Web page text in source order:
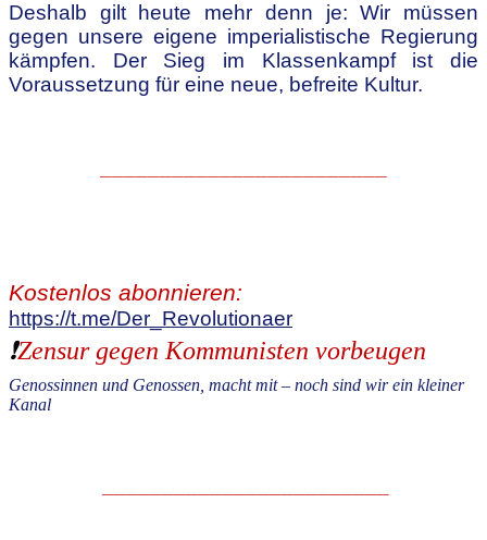
Deshalb gilt heute mehr denn je: Wir müssen
gegen unsere eigene imperialistische Regierung
kämpfen. Der Sieg im Klassenkampf ist die
Voraussetzung für eine neue, befreite Kultur.
Kostenlos abonnieren:
https://t.me/Der_Revolutionaer
❗️Zensur gegen Kommunisten vorbeugen
Genossinnen und Genossen, macht mit – noch sind wir ein kleiner
Kanal